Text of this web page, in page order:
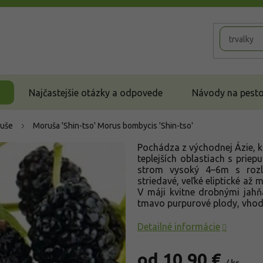
Najčastejšie otázky a odpovede Návody na
Moruša 'Shin-tso' Morus bombycis 'Shin-tso'
Pochádza z východnej Ázie,
teplejších oblastiach s
strom vysoký 4–6m s
striedavé, veľké eliptické až
V máji kvitne drobnými
tmavo purpurové plody,
Detailné informácie